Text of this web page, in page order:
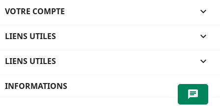
chat
VOTRE COMPTE 
LIENS UTILES 
LIENS UTILES 
INFORMATIONS